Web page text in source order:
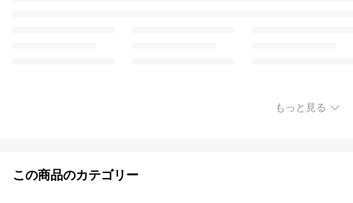
もっと見る
この商品のカテゴリー